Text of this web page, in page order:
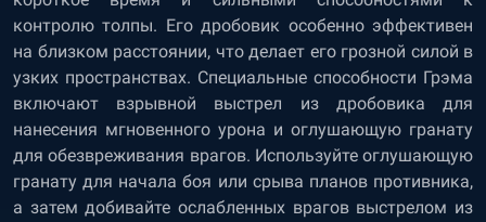
контролю толпы. Его дробовик особенно эффективен
на близком расстоянии, что делает его грозной силой в
узких пространствах. Специальные способности Грэма
включают взрывной выстрел из дробовика для
нанесения мгновенного урона и оглушающую гранату
для обезвреживания врагов. Используйте оглушающую
гранату для начала боя или срыва планов противника,
а затем добивайте ослабленных врагов выстрелом из